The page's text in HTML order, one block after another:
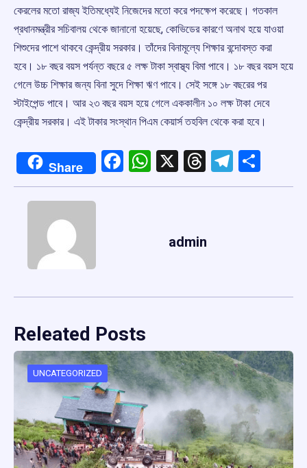
কেরলের মতো রাজ্য ইতিমধ্যেই নিজেদের মতো করে পদক্ষেপ করেছে। গতকাল
প্রধানমন্ত্রীর সচিবালয় থেকে জানানো হয়েছে, কোভিডের কারণে অনাথ হয়ে যাওয়া
শিশুদের পাশে থাকবে কেন্দ্রীয় সরকার। তাঁদের বিনামূল্যে শিক্ষার বন্দোবস্ত করা
হবে। ১৮ বছর বয়স পর্যন্ত বছরে ৫ লক্ষ টাকা স্বাস্থ্য বিমা পাবে। ১৮ বছর বয়স হয়ে
গেলে উচ্চ শিক্ষার জন্য বিনা সুদে শিক্ষা ঋণ পাবে। সেই সঙ্গে ১৮ বছরের পর
স্টাইপেন্ড পাবে। আর ২৩ বছর বয়স হয়ে গেলে এককালীন ১০ লক্ষ টাকা দেবে
কেন্দ্রীয় সরকার। এই টাকার সংস্থান পিএম কেয়ার্স তহবিল থেকে করা হবে।
Share Facebook
WhatsApp
X Threads
admin
Releated Posts
UNCATEGORIZED